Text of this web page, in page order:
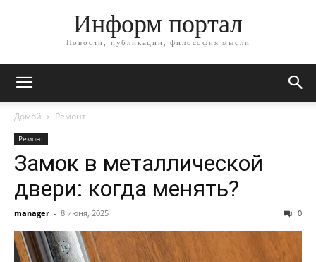
Информ портал
Новости, публикации, философия мысли
Домой Ремонт
Ремонт
Замок в металлической
двери: когда менять?
manager - 8 июня, 2025 0